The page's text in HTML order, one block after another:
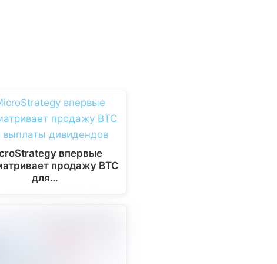
впервые
продажу BTC
для…